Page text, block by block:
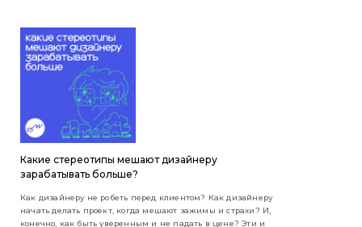
Какие стереотипы мешают дизайнеру
зарабатывать больше?
Как дизайнеру не робеть перед клиентом? Как дизайнеру
начать делать проект, когда мешают зажимы и страхи? И,
конечно, как быть уверенным и не падать в цене? Эти и